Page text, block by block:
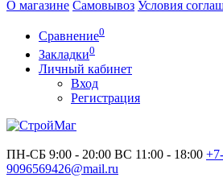
О магазине Самовывоз Условия
Сравнение0
Закладки0
Личный кабинет
Вход
Регистрация
ПН-СБ 9:00 - 20:00 ВС 11:00 - 18:00
9096569426@mail.ru